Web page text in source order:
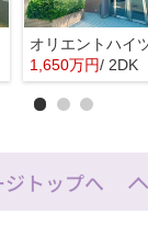
1,650万円/ 2DK
ジトップへ